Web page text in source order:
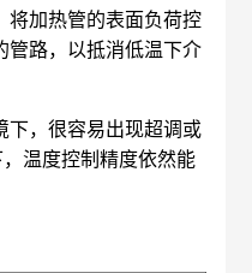
将加热管的表面负荷控
管路，以抵消低温下介
，很容易出现超调或
温度控制精度依然能